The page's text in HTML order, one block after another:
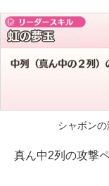
シャボン
真ん中2列の攻撃